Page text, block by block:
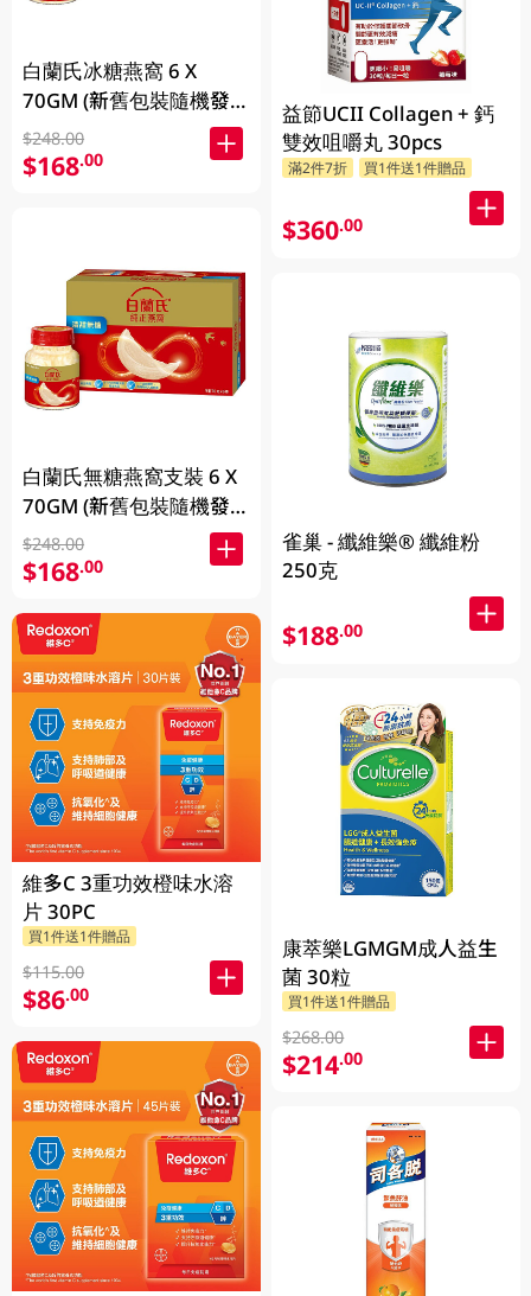
白蘭氏冰糖燕窩 6 X
70GM (新舊包裝隨機發
放)
$248.00
$168.00
白蘭氏無糖燕窩支裝 6 X
70GM (新舊包裝隨機發
放)
$248.00
$168.00
維多C 3重功效橙味水溶
片 30PC
買1件送1件贈品
$115.00
$86.00
益節UCII Collagen + 鈣
雙效咀嚼丸 30pcs
滿2件7折 買1件送1件贈品
$360.00
雀巢 - 纖維樂® 纖維粉
250克
$188.00
康萃樂LGMGM成人益生
菌 30粒
買1件送1件贈品
$268.00
$214.00